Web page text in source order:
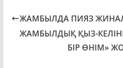
ЖАМБЫЛДА ПИЯЗ
ЖАМБЫЛДЫҚ ҚЫЗ-
БІР ӨНІМ»